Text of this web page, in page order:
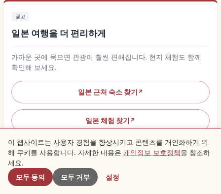
광고
일본 여행을 더 편리하게
가까운 곳에 묵으면 관광이 훨씬 편해집니다. 현지 체험도 함께
확인해 보세요.
일본 근처 숙소 찾기 ↗
일본 체험 찾기 ↗
근처 추천 스팟
근처 스팟
이 웹사이트는 사용자 경험을 향상시키고 콘텐츠를 개인화하기 위
해 쿠키를 사용합니다. 자세한 내용은 개인정보 보호정책을 참조하
세요.
모두 동의
모두 거부 설정